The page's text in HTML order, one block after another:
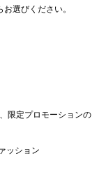
選びください。
限定プロモーションの
ッション